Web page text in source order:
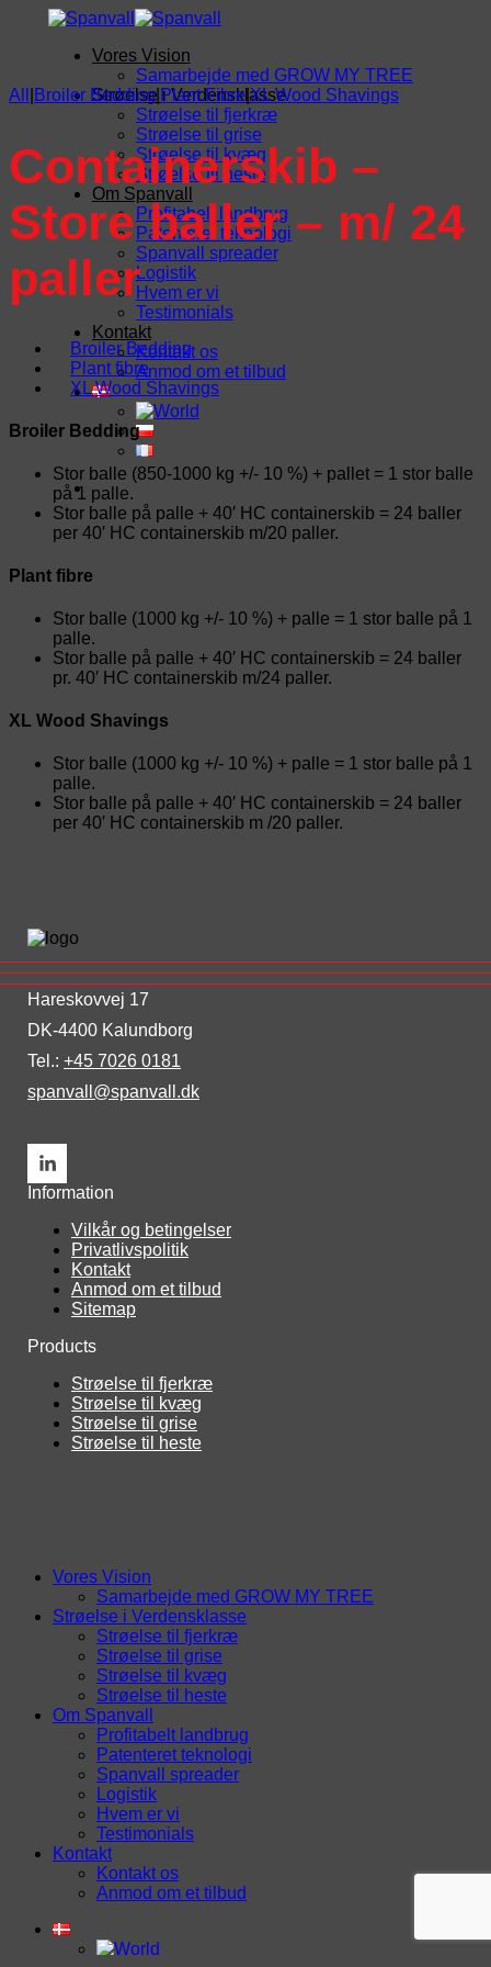
Fortsæt
Vores Vision
Samarbejde med GROW MY TREE
Strøelse i Verdensklasse
Strøelse til fjerkræ
Strøelse til grise
Strøelse til kvæg
Strøelse til heste
Om Spanvall
Profitabelt landbrug
Patenteret teknologi
Spanvall spreader
Logistik
Hvem er vi
Testimonials
Kontakt
Kontakt os
Anmod om et tilbud
All Broiler Bedding| Plant Fibre XL Wood Shavings
Containerskib –
Store baller – m/ 24
paller
Broiler Bedding
Plant fibre
XL Wood Shavings
Broiler Bedding
Stor balle (850-1000 kg +/- 10 %) + pallet = 1 stor balle
på 1 palle.
Stor balle på palle + 40′ HC containerskib = 24 baller
per 40′ HC containerskib m/20 paller.
Plant fibre
Stor balle (1000 kg +/- 10 %) + palle = 1 stor balle på 1
palle.
Stor balle på palle + 40′ HC containerskib = 24 baller
pr. 40′ HC containerskib m/24 paller.
XL Wood Shavings
Stor balle (1000 kg +/- 10 %) + palle = 1 stor balle på 1
palle.
Stor balle på palle + 40′ HC containerskib = 24 baller
per 40′ HC containerskib m /20 paller.
Hareskovvej 17
DK-4400 Kalundborg
Tel.: +45 7026 0181
spanvall@spanvall.dk
Information
Vilkår og betingelser
Privatlivspolitik
Kontakt
Anmod om et tilbud
Sitemap
Products
Strøelse til fjerkræ
Strøelse til kvæg
Strøelse til grise
Strøelse til heste
Vores Vision
Samarbejde med GROW MY TREE
Strøelse i Verdensklasse
Strøelse til fjerkræ
Strøelse til grise
Strøelse til kvæg
Strøelse til heste
Om Spanvall
Profitabelt landbrug
Patenteret teknologi
Spanvall spreader
Logistik
Hvem er vi
Testimonials
Kontakt
Kontakt os
Anmod om et tilbud